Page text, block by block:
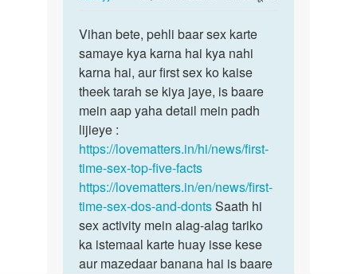
to
mem
firsf
sex
gf
ka
sath…
by
vihan
panday
Vihan
bete,
pehli
baar
sex…
Vihan bete, pehli baar sex karte
samaye kya karna hai kya nahi
karna hai, aur first sex ko kaise
theek tarah se kiya jaye, is baare
mein aap yaha detail mein padh
lijieye :
https://lovematters.in/hi/news/first-
time-sex-top-five-facts
https://lovematters.in/en/news/first-
time-sex-dos-and-dontsSaath hi
sex activity mein alag-alag tariko
ka istemaal karte huay isse kese
aur mazedaar banana hai is baare